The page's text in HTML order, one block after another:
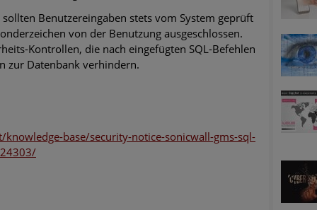
Benutzereingaben stets vom System geprüft
von der Benutzung ausgeschlossen.
Kontrollen, die nach eingefügten SQL-Befehlen
zur Datenbank verhindern.
base/security-notice-sonicwall-gms-sql-